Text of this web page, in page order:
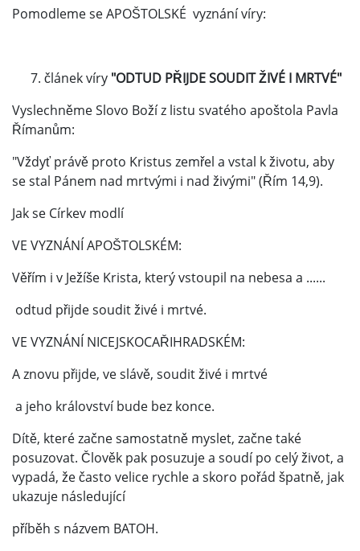
Pomodleme se APOŠTOLSKÉ vyznání víry:
článek víry "ODTUD PŘIJDE SOUDIT ŽIVÉ I MRTVÉ"
Vyslechněme Slovo Boží z listu svatého apoštola Pavla
Římanům:
"Vždyť právě proto Kristus zemřel a vstal k životu, aby
se stal Pánem nad mrtvými i nad živými" (Řím 14,9).
Jak se Církev modlí
VE VYZNÁNÍ APOŠTOLSKÉM:
Věřím i v Ježíše Krista, který vstoupil na nebesa a ......
odtud přijde soudit živé i mrtvé.
VE VYZNÁNÍ NICEJSKOCAŘIHRADSKÉM:
A znovu přijde, ve slávě, soudit živé i mrtvé
a jeho království bude bez konce.
Dítě, které začne samostatně myslet, začne také
posuzovat. Člověk pak posuzuje a soudí po celý život, a
vypadá, že často velice rychle a skoro pořád špatně, jak
ukazuje následující
příběh s názvem BATOH.